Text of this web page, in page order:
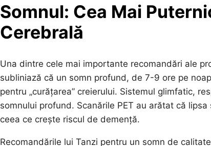
Somnul: Cea Mai
Cerebrală
Una dintre cele mai importante recomandări ale
subliniază că un somn profund, de 7-9 ore pe
pentru „curățarea” creierului. Sistemul glimfatic,
somnului profund. Scanările PET au arătat că
ceea ce crește riscul de demență.
Recomandările lui Tanzi pentru un somn de